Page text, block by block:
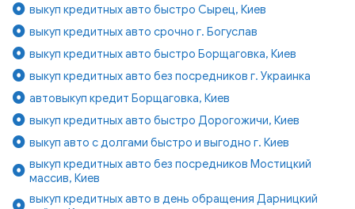
выкуп кредитных авто быстро Сырец, Киев
выкуп кредитных авто срочно г. Богуслав
выкуп кредитных авто быстро Борщаговка, Киев
выкуп кредитных авто без посредников г. Украинка
автовыкуп кредит Борщаговка, Киев
выкуп кредитных авто быстро Дорогожичи, Киев
выкуп авто с долгами быстро и выгодно г. Киев
выкуп кредитных авто без посредников Мостицкий
массив, Киев
выкуп кредитных авто в день обращения Дарницкий